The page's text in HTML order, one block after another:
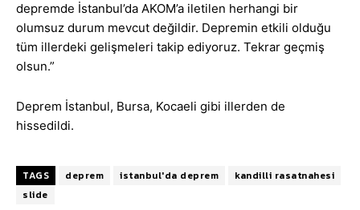
depremde İstanbul’da AKOM’a iletilen herhangi bir
olumsuz durum mevcut değildir. Depremin etkili olduğu
tüm illerdeki gelişmeleri takip ediyoruz. Tekrar geçmiş
olsun.”
Deprem İstanbul, Bursa, Kocaeli gibi illerden de
hissedildi.
TAGS deprem istanbul'da deprem
kandilli rasatnahesi
slide